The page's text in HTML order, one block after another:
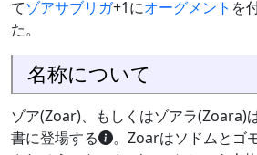
てゾアサブリガ+1にオーグメント を
た。
名称について
ゾア(Zoar)、もしくはゾアラ(Zoara)
書に登場する
。Zoarはソドムとゴ